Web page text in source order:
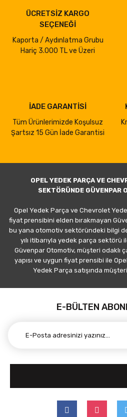
ÜCRETSİZ KARGO
SEÇENEĞİ
Kaporta / Aydınlatma Grubu
Hariç 3.000 TL ve Üzeri
İADE GARANTİSİ
Tüm Ürünlerimizde Koşulsuz
Şartsız 15 Gün İade Garantisi
OPEL YEDEK PARÇA VE
SEKTÖRÜNDE GÜVENPAR
Opel Yedek Parça ve Chevrolet
fiyat prensibini elden bırakmayan
bu yana otomotiv sektöründeki bilgi
yılı itibarıyla yedek parça sektörü
Güvenpar Otomotiv, müşteri odaklı
yapısı ve uygun fiyat prensibi ile
Yedek Parça satışında
E-BÜLTEN